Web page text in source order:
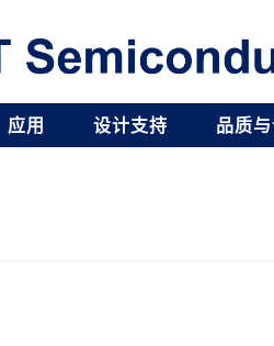
应用 设计支持 品质